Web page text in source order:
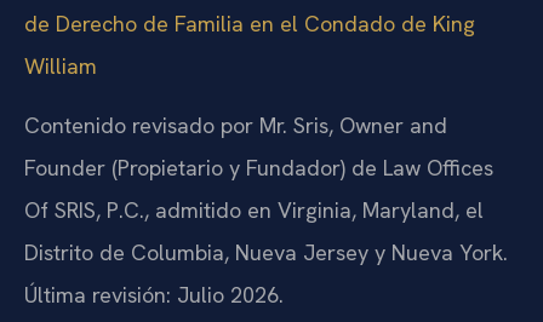
de Derecho de Familia en el Condado de King
William
Contenido revisado por Mr. Sris, Owner and
Founder (Propietario y Fundador) de Law Offices
Of SRIS, P.C., admitido en Virginia, Maryland, el
Distrito de Columbia, Nueva Jersey y Nueva York.
Última revisión: Julio 2026.